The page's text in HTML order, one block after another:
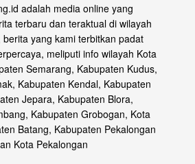
adalah media online yang
terbaru dan teraktual di wilayah
berita yang kami terbitkan padat
meliputi info wilayah Kota
Semarang, Kabupaten Kudus,
Kabupaten Kendal, Kabupaten
Jepara, Kabupaten Blora,
Kabupaten Grobogan, Kota
Batang, Kabupaten Pekalongan
Kota Pekalongan